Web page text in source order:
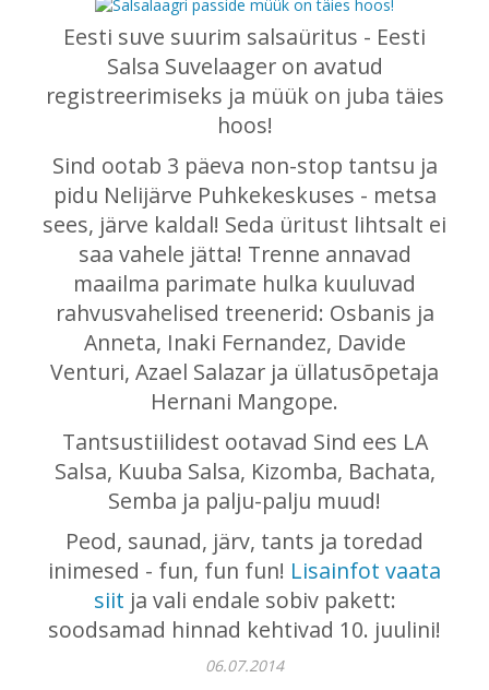
Eesti suve suurim salsaüritus - Eesti
Salsa Suvelaager on avatud
registreerimiseks ja müük on juba täies
hoos!
Sind ootab 3 päeva non-stop tantsu ja
pidu Nelijärve Puhkekeskuses - metsa
sees, järve kaldal! Seda üritust lihtsalt ei
saa vahele jätta! Trenne annavad
maailma parimate hulka kuuluvad
rahvusvahelised treenerid: Osbanis ja
Anneta, Inaki Fernandez, Davide
Venturi, Azael Salazar ja üllatusõpetaja
Hernani Mangope.
Tantsustiilidest ootavad Sind ees LA
Salsa, Kuuba Salsa, Kizomba, Bachata,
Semba ja palju-palju muud!
Peod, saunad, järv, tants ja toredad
inimesed - fun, fun fun! Lisainfot vaata
siit ja vali endale sobiv pakett:
soodsamad hinnad kehtivad 10. juulini!
06.07.2014